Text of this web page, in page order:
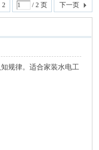
2 / 2 页 下一页
规律。适合家装水电工